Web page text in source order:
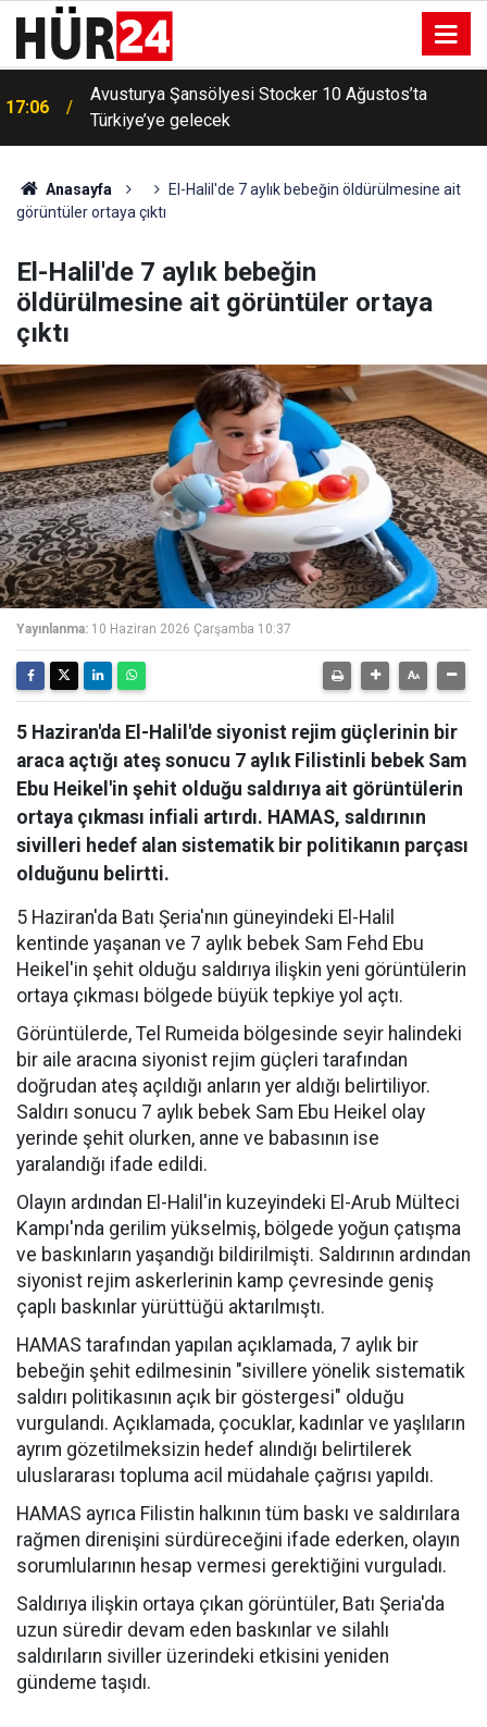
17:06
Avusturya Şansölyesi Stocker 10 Ağustos’ta
Türkiye’ye gelecek
Anasayfa
El-Halil'de 7 aylık bebeğin öldürülmesine ait
görüntüler ortaya çıktı
El-Halil'de 7 aylık bebeğin
öldürülmesine ait görüntüler ortaya
çıktı
Yayınlanma: 10 Haziran 2026 Çarşamba 10:37
5 Haziran'da El-Halil'de siyonist rejim güçlerinin bir
araca açtığı ateş sonucu 7 aylık Filistinli bebek Sam
Ebu Heikel'in şehit olduğu saldırıya ait görüntülerin
ortaya çıkması infiali artırdı. HAMAS, saldırının
sivilleri hedef alan sistematik bir politikanın parçası
olduğunu belirtti.
5 Haziran'da Batı Şeria'nın güneyindeki El-Halil
kentinde yaşanan ve 7 aylık bebek Sam Fehd Ebu
Heikel'in şehit olduğu saldırıya ilişkin yeni görüntülerin
ortaya çıkması bölgede büyük tepkiye yol açtı.
Görüntülerde, Tel Rumeida bölgesinde seyir halindeki
bir aile aracına siyonist rejim güçleri tarafından
doğrudan ateş açıldığı anların yer aldığı belirtiliyor.
Saldırı sonucu 7 aylık bebek Sam Ebu Heikel olay
yerinde şehit olurken, anne ve babasının ise
yaralandığı ifade edildi.
Olayın ardından El-Halil'in kuzeyindeki El-Arub Mülteci
Kampı'nda gerilim yükselmiş, bölgede yoğun çatışma
ve baskınların yaşandığı bildirilmişti. Saldırının ardından
siyonist rejim askerlerinin kamp çevresinde geniş
çaplı baskınlar yürüttüğü aktarılmıştı.
HAMAS tarafından yapılan açıklamada, 7 aylık bir
bebeğin şehit edilmesinin "sivillere yönelik sistematik
saldırı politikasının açık bir göstergesi" olduğu
vurgulandı. Açıklamada, çocuklar, kadınlar ve yaşlıların
ayrım gözetilmeksizin hedef alındığı belirtilerek
uluslararası topluma acil müdahale çağrısı yapıldı.
HAMAS ayrıca Filistin halkının tüm baskı ve saldırılara
rağmen direnişini sürdüreceğini ifade ederken, olayın
sorumlularının hesap vermesi gerektiğini vurguladı.
Saldırıya ilişkin ortaya çıkan görüntüler, Batı Şeria'da
uzun süredir devam eden baskınlar ve silahlı
saldırıların siviller üzerindeki etkisini yeniden
gündeme taşıdı.